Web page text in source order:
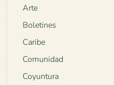
Arte
Boletines
Caribe
Comunidad
Coyuntura